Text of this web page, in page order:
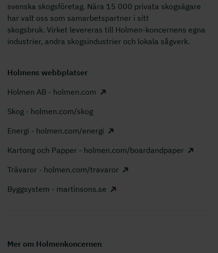
svenska skogsföretag. Nära 15 000 privata skogsägare
har valt oss som samarbetspartner i sitt
skogsbruk. Virket levereras till Holmen-koncernens egna
industrier, andra skogsindustrier och lokala sågverk.
Holmens webbplatser
Holmen AB - holmen.com
Skog - holmen.com/skog
Energi - holmen.com/energi
Kartong och Papper - holmen.com/boardandpaper
Trävaror - holmen.com/travaror
Byggsystem - martinsons.se
Mer om Holmenkoncernen